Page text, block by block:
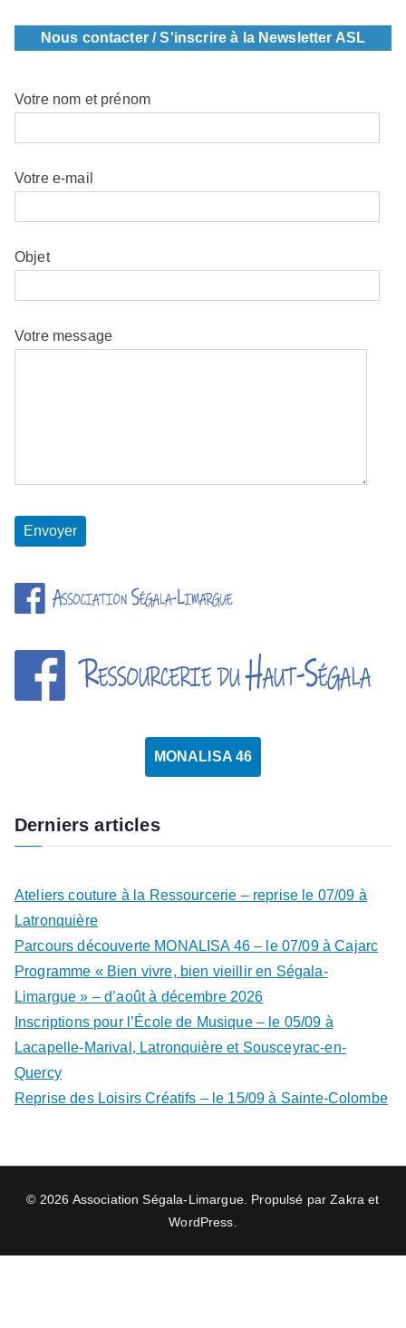
Nous contacter / S'inscrire à la Newsletter ASL
Votre nom et prénom
Votre e-mail
Objet
Votre message
MONALISA 46
Derniers articles
Ateliers couture à la Ressourcerie – reprise le 07/09 à
Latronquière
Parcours découverte MONALISA 46 – le 07/09 à Cajarc
Programme « Bien vivre, bien vieillir en Ségala-
Limargue » – d’août à décembre 2026
Inscriptions pour l’École de Musique – le 05/09 à
Lacapelle-Marival, Latronquière et Sousceyrac-en-
Quercy
Reprise des Loisirs Créatifs – le 15/09 à Sainte-Colombe
© 2026 Association Ségala-Limargue. Propulsé parZakra et
WordPress